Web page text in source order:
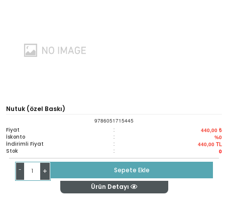
Nutuk (özel Baskı)
9786051715445
Fiyat : 440,00 ₺
İskonto : %0
İndirimli Fiyat : 440,00 TL
Stok : 0
- +
Sepete Ekle
Ürün Detayı